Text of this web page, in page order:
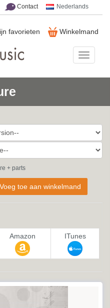
Contact Nederlands
Winkelmand
favorieten
Music
+ parts
Voeg toe aan winkelmand
Amazon ITunes